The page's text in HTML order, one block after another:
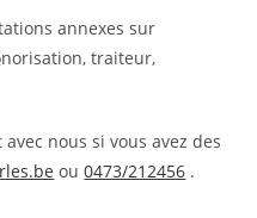
annexes sur
traiteur,
nous si vous avez des
ou0473/212456 .